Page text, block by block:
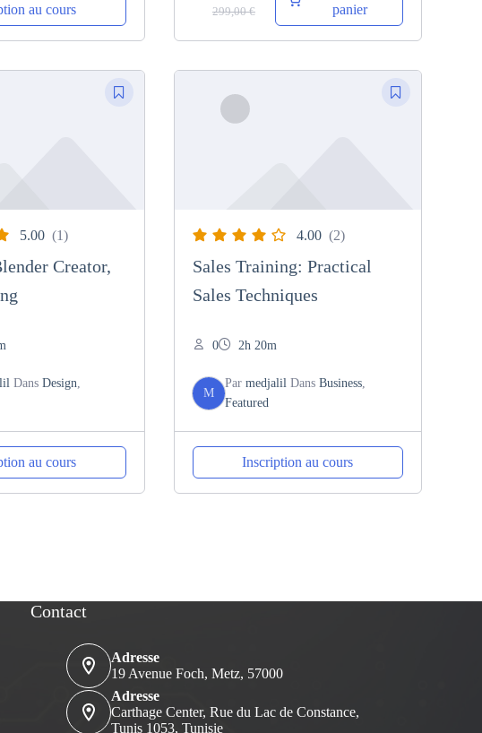
au cours 299,00€
panier
5.00 (1)
Creator,
Dans Design
au cours
4.00 (2)
Sales Training: Practical
Sales Techniques
0 2h 20m
M
Par medjalil Dans Business,
Featured
Inscription au cours
Contact
Adresse
19 Avenue Foch, Metz, 57000
Adresse
Carthage Center, Rue du Lac de Constance,
Tunis 1053, Tunisie